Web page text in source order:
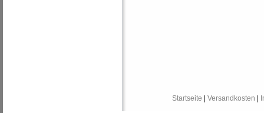
Startseite Versandkosten